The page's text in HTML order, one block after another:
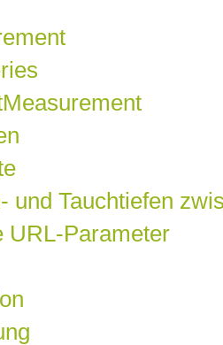
und Tauchtiefen
URL-Parameter